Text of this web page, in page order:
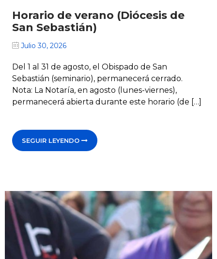
Horario de verano (Diócesis de
San Sebastián)
Julio 30, 2026
Del 1 al 31 de agosto, el Obispado de San
Sebastián (seminario), permanecerá cerrado.
Nota: La Notaría, en agosto (lunes-viernes),
permanecerá abierta durante este horario (de […]
SEGUIR LEYENDO